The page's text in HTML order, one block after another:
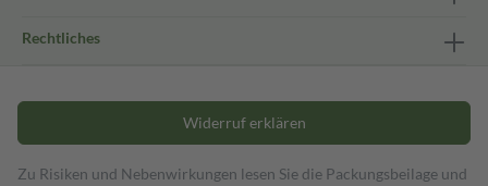
Rechtliches
Widerruf erklären
Zu Risiken und Nebenwirkungen lesen Sie die Packungsbeilage und